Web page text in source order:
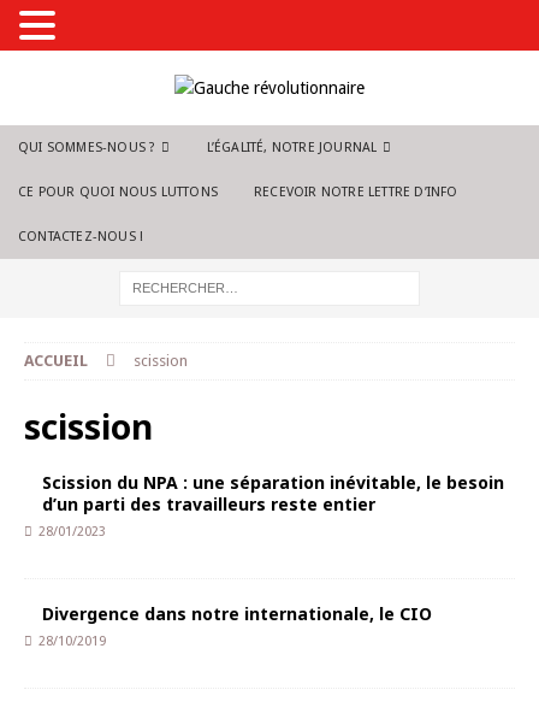
QUI SOMMES-NOUS ? L’ÉGALITÉ, NOTRE JOURNAL
CE POUR QUOI NOUS LUTTONS RECEVOIR NOTRE LETTRE D’INFO
CONTACTEZ-NOUS !
ACCUEIL scission
scission
Scission du NPA : une séparation inévitable, le besoin
d’un parti des travailleurs reste entier
28/01/2023
Divergence dans notre internationale, le CIO
28/10/2019